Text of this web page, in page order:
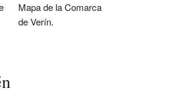
Mapa de la Comarca
de Verín.